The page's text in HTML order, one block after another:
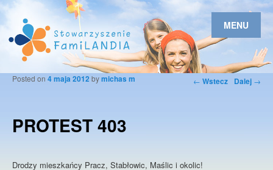
MENU
Nawigacja po
← Wstecz Dalej →
PROTEST 403
Posted on 4 maja 2012 bymichas m
Drodzy mieszkańcy Pracz, Stabłowic, Maślic i okolic!